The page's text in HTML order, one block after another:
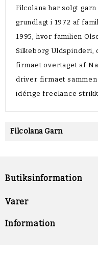
Filcolana har solgt
grundlagt i 1972 af
1995, hvor familien
Silkeborg Uldspinderi,
firmaet overtaget af
driver firmaet sammen
idérige freelance
Filcolana Garn
Butiksinformation
Varer
Information